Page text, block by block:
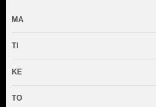
MA
TI
KE
TO